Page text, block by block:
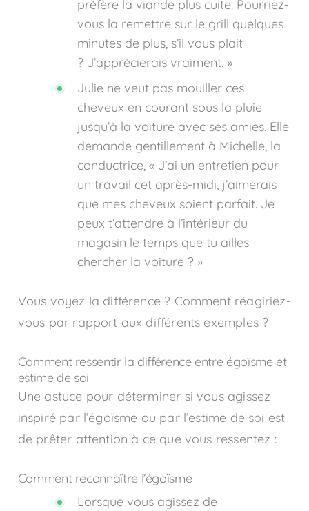
préfère la viande plus cuite. Pourriez-
vous la remettre sur le grill quelques
minutes de plus, s’il vous plait
? J’apprécierais vraiment. »
Julie ne veut pas mouiller ces
cheveux en courant sous la pluie
jusqu’à la voiture avec ses amies. Elle
demande gentillement à Michelle, la
conductrice, « J’ai un entretien pour
un travail cet après-midi, j’aimerais
que mes cheveux soient parfait. Je
peux t’attendre à l’intérieur du
magasin le temps que tu ailles
chercher la voiture ? »
Vous voyez la différence ? Comment réagiriez-
vous par rapport aux différents exemples ?
Comment ressentir la différence entre égoïsme et
estime de soi
Une astuce pour déterminer si vous agissez
inspiré par l’égoïsme ou par l’estime de soi est
de prêter attention à ce que vous ressentez :
Comment reconnaître l’égoïsme
Lorsque vous agissez de